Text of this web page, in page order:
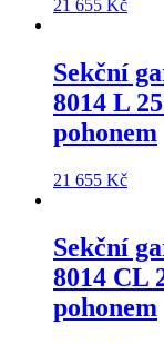
21 655 Kč
Sekční
8014 L
pohonem
21 655 Kč
Sekční
8014 CL
pohonem